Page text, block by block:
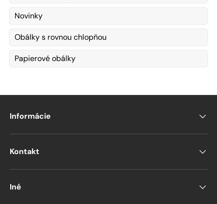
Novinky
Obálky s rovnou chlopňou
Papierové obálky
Informácie
Kontakt
Iné